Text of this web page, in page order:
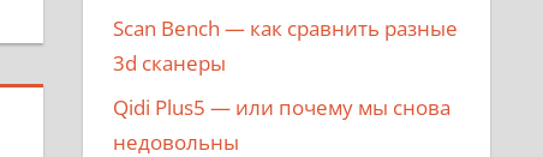
Scan Bench — как сравнить разные
3d сканеры
Qidi Plus5 — или почему мы снова
недовольны